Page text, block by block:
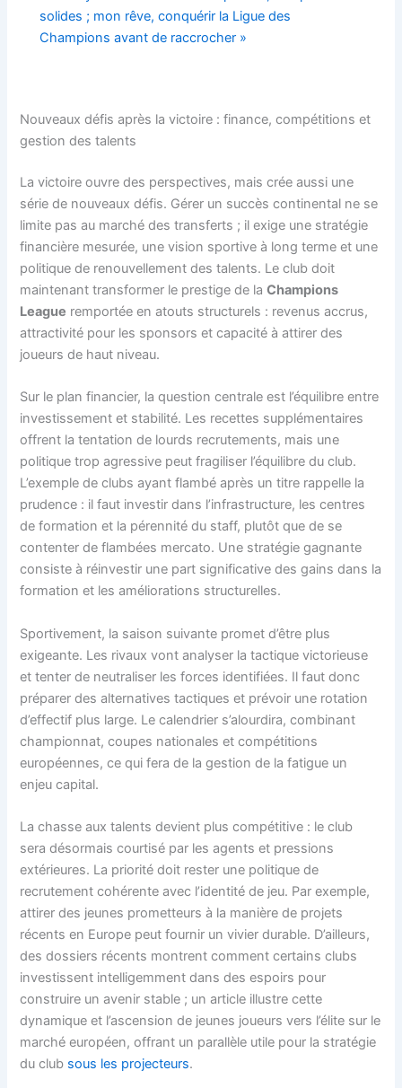
solides ; mon rêve, conquérir la Ligue des
Champions avant de raccrocher »
Nouveaux défis après la victoire : finance, compétitions et
gestion des talents
La victoire ouvre des perspectives, mais crée aussi une
série de nouveaux défis. Gérer un succès continental ne se
limite pas au marché des transferts ; il exige une stratégie
financière mesurée, une vision sportive à long terme et une
politique de renouvellement des talents. Le club doit
maintenant transformer le prestige de laChampions
League remportée en atouts structurels : revenus accrus,
attractivité pour les sponsors et capacité à attirer des
joueurs de haut niveau.
Sur le plan financier, la question centrale est l’équilibre entre
investissement et stabilité. Les recettes supplémentaires
offrent la tentation de lourds recrutements, mais une
politique trop agressive peut fragiliser l’équilibre du club.
L’exemple de clubs ayant flambé après un titre rappelle la
prudence : il faut investir dans l’infrastructure, les centres
de formation et la pérennité du staff, plutôt que de se
contenter de flambées mercato. Une stratégie gagnante
consiste à réinvestir une part significative des gains dans la
formation et les améliorations structurelles.
Sportivement, la saison suivante promet d’être plus
exigeante. Les rivaux vont analyser la tactique victorieuse
et tenter de neutraliser les forces identifiées. Il faut donc
préparer des alternatives tactiques et prévoir une rotation
d’effectif plus large. Le calendrier s’alourdira, combinant
championnat, coupes nationales et compétitions
européennes, ce qui fera de la gestion de la fatigue un
enjeu capital.
La chasse aux talents devient plus compétitive : le club
sera désormais courtisé par les agents et pressions
extérieures. La priorité doit rester une politique de
recrutement cohérente avec l’identité de jeu. Par exemple,
attirer des jeunes prometteurs à la manière de projets
récents en Europe peut fournir un vivier durable. D’ailleurs,
des dossiers récents montrent comment certains clubs
investissent intelligemment dans des espoirs pour
construire un avenir stable ; un article illustre cette
dynamique et l’ascension de jeunes joueurs vers l’élite sur le
marché européen, offrant un parallèle utile pour la stratégie
du club sous les projecteurs.